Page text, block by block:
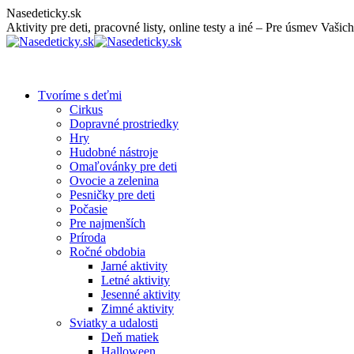
Skip
to
content
Nasedeticky.sk
Aktivity pre deti, pracovné listy, online testy a iné – Pre úsmev
Tvoríme s deťmi
Cirkus
Dopravné prostriedky
Hry
Hudobné nástroje
Omaľovánky pre deti
Ovocie a zelenina
Pesničky pre deti
Počasie
Pre najmenších
Príroda
Ročné obdobia
Jarné aktivity
Letné aktivity
Jesenné aktivity
Zimné aktivity
Sviatky a udalosti
Deň matiek
Halloween